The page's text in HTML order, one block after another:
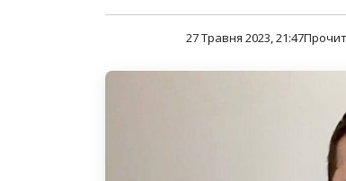
27 Травня 2023, 21:47